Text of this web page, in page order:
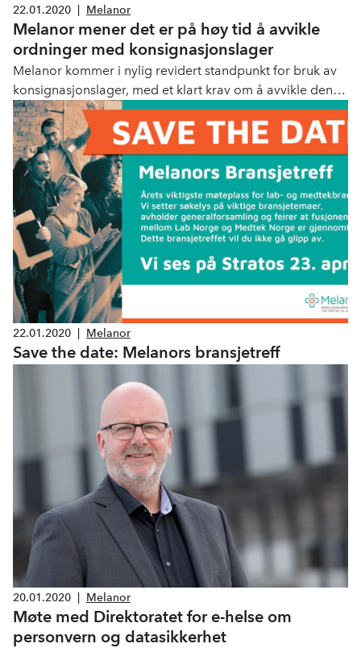
22.01.2020 Melanor
Melanor mener det er på høy tid å avvikle
ordninger med konsignasjonslager
Melanor kommer i nylig revidert standpunkt for bruk av
konsignasjonslager, med et klart krav om å avvikle denne
måte å håndtere medisinsk utstyr på.
22.01.2020 Melanor
Save the date: Melanors bransjetreff
20.01.2020 Melanor
Møte med Direktoratet for e-helse om
personvern og datasikkerhet